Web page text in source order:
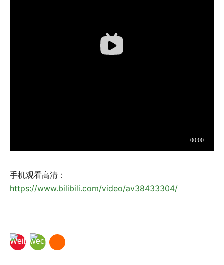
手机观看高清：
https://www.bilibili.com/video/av38433304/